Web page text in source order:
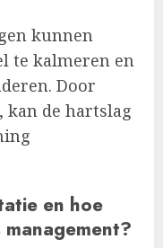
kunnen
te kalmeren en
Door
kan de hartslag
en hoe